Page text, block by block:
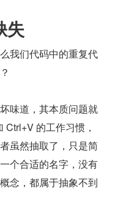
失
我们代码中的重复代
味道，其本质问题就
的工作习惯，
虽然抽取了，只是简
个合适的名字，没有
念，都属于抽象不到